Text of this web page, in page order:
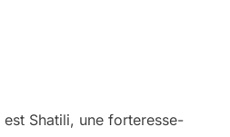
Shatili, une forteresse-